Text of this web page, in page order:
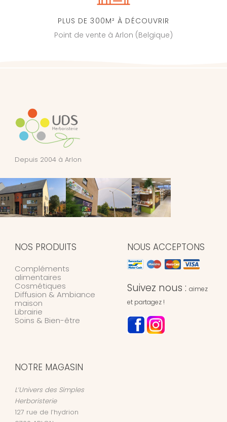
PLUS DE 300M² À DÉCOUVRIR
Point de vente à Arlon (Belgique)
Depuis 2004 à Arlon
NOS PRODUITS
Compléments
alimentaires
Cosmétiques
Diffusion & Ambiance
maison
Librairie
Soins & Bien-être
NOUS ACCEPTONS
Suivez nous : aimez
et partagez !
NOTRE MAGASIN
L’Univers des Simples
Herboristerie
127 rue de l’hydrion